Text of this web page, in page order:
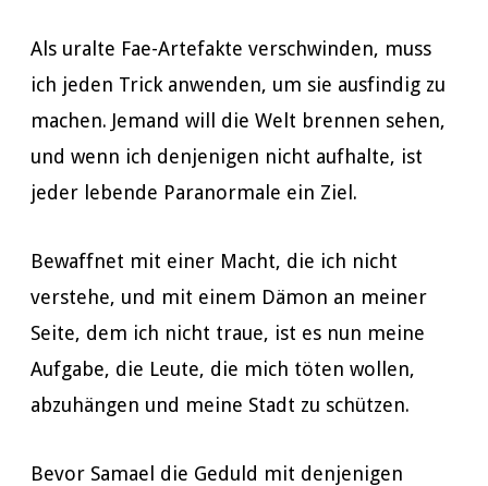
Als uralte Fae-Artefakte verschwinden, muss
ich jeden Trick anwenden, um sie ausfindig zu
machen. Jemand will die Welt brennen sehen,
und wenn ich denjenigen nicht aufhalte, ist
jeder lebende Paranormale ein Ziel.
Bewaffnet mit einer Macht, die ich nicht
verstehe, und mit einem Dämon an meiner
Seite, dem ich nicht traue, ist es nun meine
Aufgabe, die Leute, die mich töten wollen,
abzuhängen und meine Stadt zu schützen.
Bevor Samael die Geduld mit denjenigen